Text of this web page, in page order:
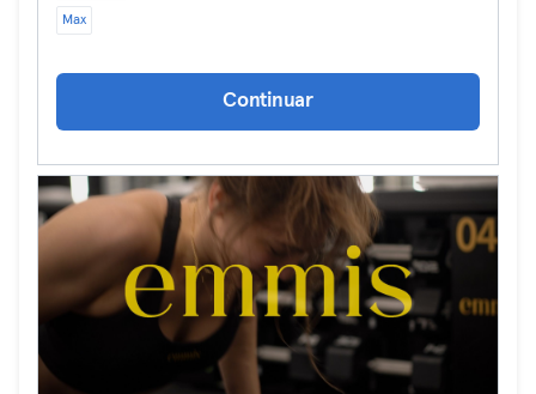
Max
Continuar